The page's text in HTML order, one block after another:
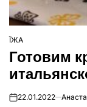
ОПУБЛІКУВАТИ
У
ЇЖА
Готовим
on22.01.2022